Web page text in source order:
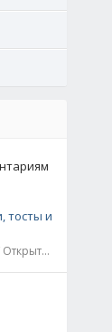
тосты и
22.02.22, Информация / Открытки / Все праздники